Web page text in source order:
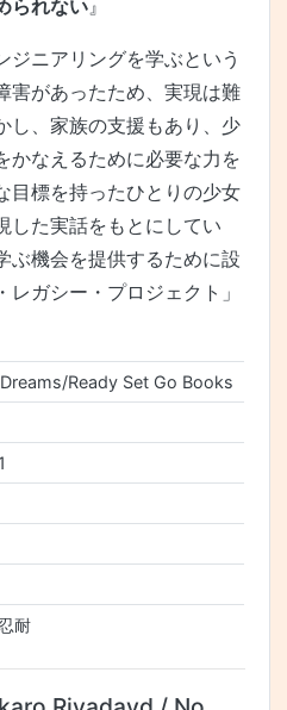
られない』
ジニアリングを学ぶという
害があったため、実現は難
し、家族の支援もあり、少
かなえるために必要な力を
目標を持ったひとりの少女
した実話をもとにしてい
ぶ機会を提供するために設
ガシー・プロジェクト」
Ready Set Go Books
耐